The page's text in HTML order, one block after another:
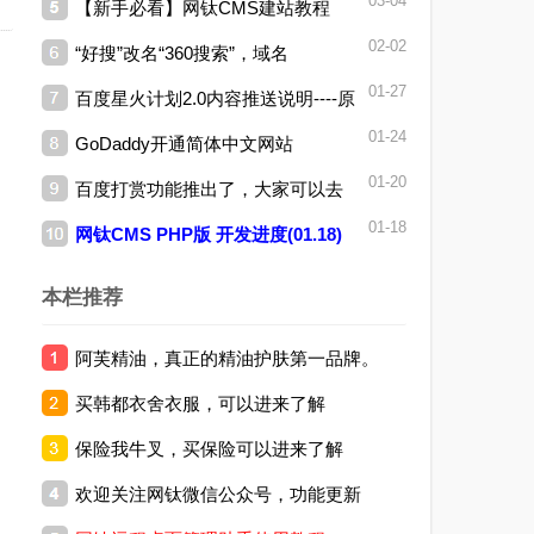
新(04.06)
【新手必看】网钛CMS建站教程
02-02
“好搜”改名“360搜索”，域名
为“so.com” 01-27
百度星火计划2.0内容推送说明----原
创文章推送准则 01-24
GoDaddy开通简体中文网站
01-20
百度打赏功能推出了，大家可以去
申请试试~ 01-18
网钛CMS PHP版 开发进度(01.18)
本栏推荐
阿芙精油，真正的精油护肤第一品牌。
买韩都衣舍衣服，可以进来了解
保险我牛叉，买保险可以进来了解
欢迎关注网钛微信公众号，功能更新